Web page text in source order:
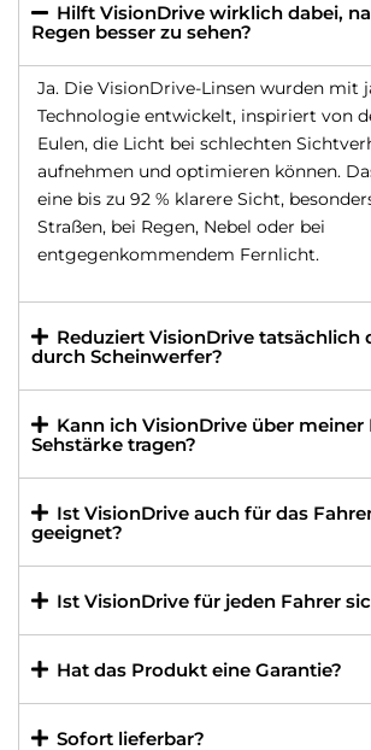
Hilft VisionDrive wirklich dabei,
Regen besser zu sehen?
Ja. Die VisionDrive-Linsen wurden mit
Technologie entwickelt, inspiriert von
Eulen, die Licht bei schlechten
aufnehmen und optimieren können.
eine bis zu 92 % klarere Sicht,
Straßen, bei Regen, Nebel oder bei
entgegenkommendem Fernlicht.
Reduziert VisionDrive tatsächlich
durch Scheinwerfer?
Kann ich VisionDrive über meiner
Sehstärke tragen?
Ist VisionDrive auch für das
geeignet?
Ist VisionDrive für jeden Fahrer
Hat das Produkt eine Garantie?
Sofort lieferbar?